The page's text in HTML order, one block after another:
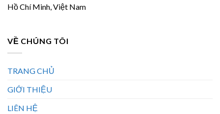
Hồ Chí Minh, Việt Nam
VỀ CHÚNG TÔI
TRANG CHỦ
GIỚI THIỆU
LIÊN HỆ